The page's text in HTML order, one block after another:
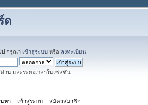
ด
กรุณา เข้าสู่ระบบ หรือ ลงทะเบียน
าน และระยะเวลาในเซสชั่น
หา เข้าสู่ระบบ สมัครสมาชิก